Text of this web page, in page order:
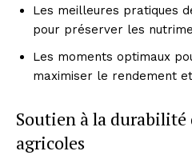
Les meilleures pratiques
pour préserver les
Les moments optimaux
maximiser le rendement
Soutien à la durabilité
agricoles